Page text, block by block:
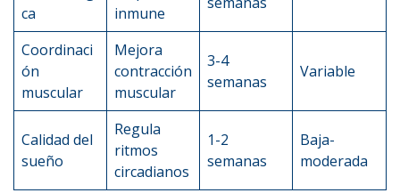
ca
inmune
Coordinaci
ón
muscular
Mejora
contracción
muscular
3-4
semanas
Variable
Calidad del
sueño
Regula
ritmos
circadianos
1-2
semanas
Baja-
moderada